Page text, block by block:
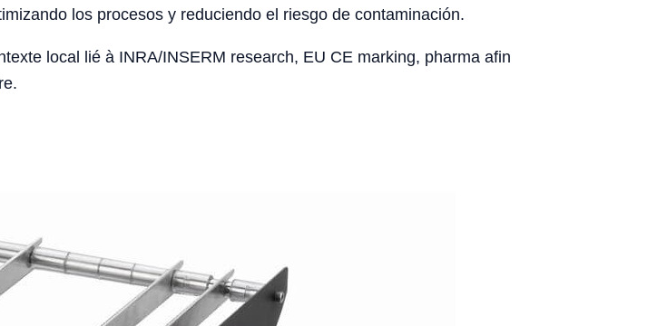
los procesos y reduciendo el riesgo de contaminación.
local lié à INRA/INSERM research, EU CE marking, pharma afin